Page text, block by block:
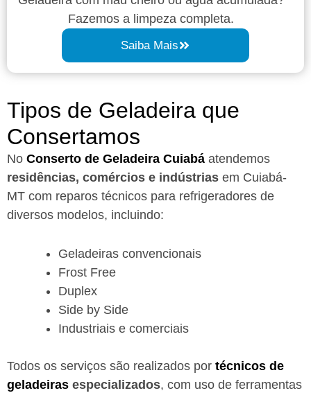
Fazemos a limpeza completa.
Saiba Mais
Tipos de Geladeira que
Consertamos
No Conserto de Geladeira Cuiabá atendemos
residências, comércios e indústrias em Cuiabá-
MT com reparos técnicos para refrigeradores de
diversos modelos, incluindo:
Geladeiras convencionais
Frost Free
Duplex
Side by Side
Industriais e comerciais
Todos os serviços são realizados por técnicos de
geladeiras especializados, com uso de ferramentas